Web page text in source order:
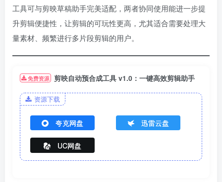
工具可与剪映草稿助手完美适配，两者协同使用能进一步提
升剪辑便捷性，让剪辑的可玩性更高，尤其适合需要处理大
量素材、频繁进行多片段剪辑的用户。
免费资源 剪映自动预合成工具 v1.0：一键高效剪辑助手
资源下载
夸克网盘 迅雷云盘
UC网盘